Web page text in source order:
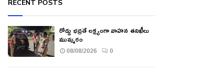
RECENT POSTS
రోడ్డు భద్రతే లక్ష్యంగా వాహన తనిఖీలు
ముమ్మరం
08/08/2026 0